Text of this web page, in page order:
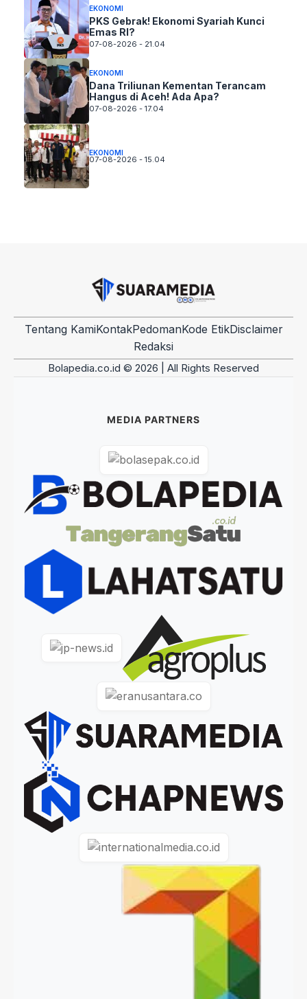
EKONOMI
PKS Gebrak! Ekonomi Syariah Kunci
Emas RI?
07-08-2026 - 21.04
EKONOMI
Dana Triliunan Kementan Terancam
Hangus di Aceh! Ada Apa?
07-08-2026 - 17.04
EKONOMI
07-08-2026 - 15.04
Tentang KamiKontakPedomanKode EtikDisclaimer
Redaksi
Bolapedia.co.id © 2026 | All Rights Reserved
MEDIA PARTNERS